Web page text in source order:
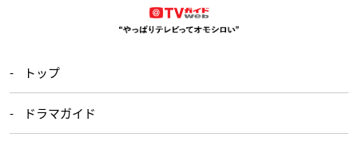
トップ
ドラマガイド